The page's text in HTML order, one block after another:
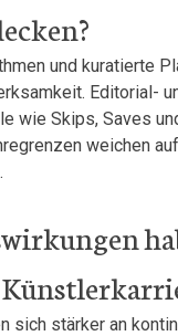
und kuratierte
Editorial-
wie Skips, Saves
weichen⁣
sich stärker an